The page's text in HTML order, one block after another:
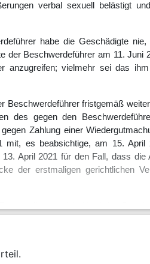
verbal sexuell belästigt
habe die Geschädigte
der Beschwerdeführer am 11. Juni
anzugreifen; vielmehr sei das
Beschwerdeführer fristgemäß
des gegen den
gegen Zahlung einer
mit, es beabsichtige, am 15. April
April 2021 für den Fall, dass die
der erstmaligen gerichtlichen
und die Rechtsbeschwerde
des Beschwerdeführers im